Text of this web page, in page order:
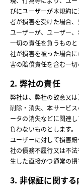
びにユーザーが本規約
者が損害を受けた場合
ユーザーが、ユーザー
一切の責任を負うもの
社が損害を被った場合
害の賠償責任を含む一切
2. 弊社の責任
弊社は、弊社の故意又
削除・消失、本サービ
ータの消失などに関連
負わないものとします。
ユーザーに対して損害
社の債務不履行又は不
生した直接かつ通常の損
3. 非保証に関す